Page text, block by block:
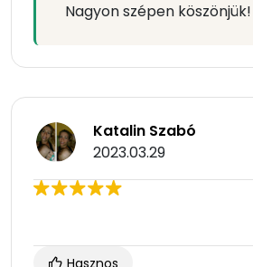
Nagyon szépen köszönjük!
Katalin Szabó
2023.03.29